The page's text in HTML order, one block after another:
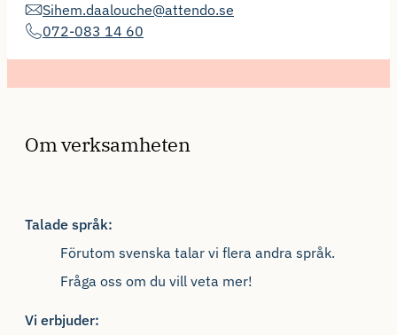
Sihem.daalouche@attendo.se
072-083 14 60
Om verksamheten
Talade språk:
Förutom svenska talar vi flera andra språk.
Fråga oss om du vill veta mer!
Vi erbjuder: